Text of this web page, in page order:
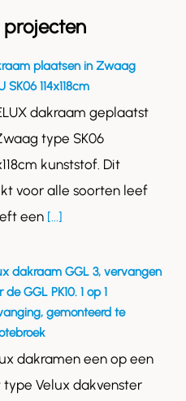
plaatsen in Zwaag
SK06 114x118cm
dakraam geplaatst
type SK06
kunststof. Dit
voor alle soorten leef
een [...]
dakraam GGL 3, vervangen
de GGL PK10. 1 op 1
gemonteerd te
dakramen een op een
type Velux dakvenster